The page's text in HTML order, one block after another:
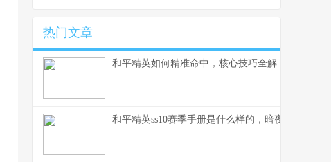
热门文章
和平精英如何精准命中，核心技巧全解，副标题，
和平精英ss10赛季手册是什么样的，暗夜锋芒的战